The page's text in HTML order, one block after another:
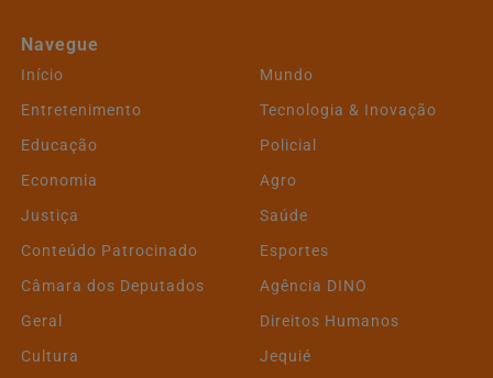
Navegue
Início
Mundo
Entretenimento
Tecnologia & Inovação
Educação
Policial
Economia
Agro
Justiça
Saúde
Conteúdo Patrocinado
Esportes
Câmara dos Deputados
Agência DINO
Geral
Direitos Humanos
Cultura
Jequié